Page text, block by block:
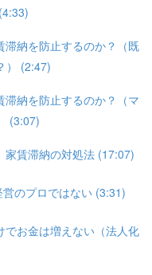
納を防止するのか？（既
） (2:47)
納を防止するのか？（マ
(3:07)
賃滞納の対処法 (17:07)
のプロではない (3:31)
お金は増えない（法人化